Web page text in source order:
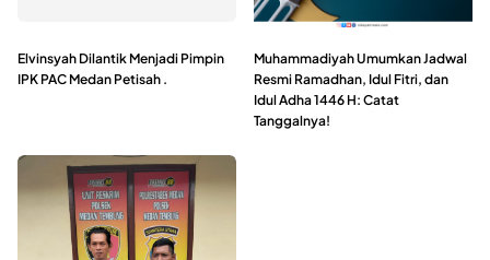
Elvinsyah Dilantik Menjadi Pimpin
IPK PAC Medan Petisah .
Muhammadiyah Umumkan Jadwal
Resmi Ramadhan, Idul Fitri, dan
Idul Adha 1446 H: Catat
Tanggalnya!